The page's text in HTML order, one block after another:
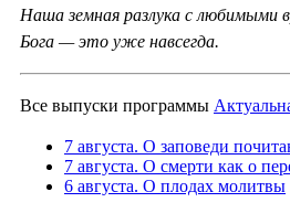
Наша земная разлука с любимыми
Бога — это уже навсегда.
Все выпуски программы
7 августа. О заповеди
7 августа. О смерти как о
6 августа. О плодах молитвы